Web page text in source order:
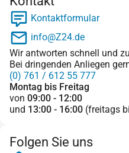
Kontaktformular
info@Z24.de
Wir antworten schnell und
Bei dringenden Anliegen
(0) 761 / 612 55 777
Montag bis Freitag
von 09:00 - 12:00
und 13:00 - 16:00 (freitags
Folgen Sie uns